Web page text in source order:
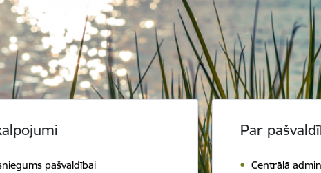
pašvaldībai
Par
Centrālā